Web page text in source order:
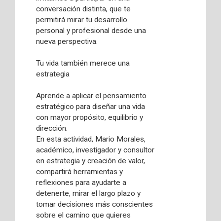
conversación distinta, que te
permitirá mirar tu desarrollo
personal y profesional desde una
nueva perspectiva.
Tu vida también merece una
estrategia
Aprende a aplicar el pensamiento
estratégico para diseñar una vida
con mayor propósito, equilibrio y
dirección.
En esta actividad, Mario Morales,
académico, investigador y consultor
en estrategia y creación de valor,
compartirá herramientas y
reflexiones para ayudarte a
detenerte, mirar el largo plazo y
tomar decisiones más conscientes
sobre el camino que quieres